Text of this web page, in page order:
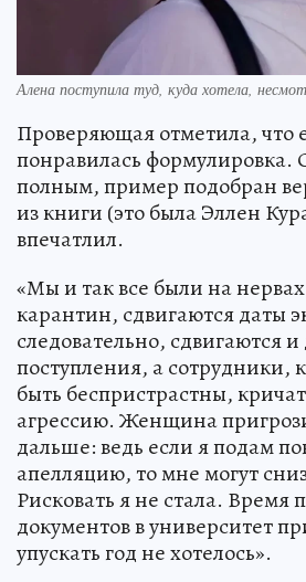
Алена поступила туд, куда хотела,
Проверяющая отметила, что
понравилась формулировка.
полным, пример подобран
из книги (это была Эллен
впечатлил.
«Мы и так все были на
карантин, сдвигаются даты
следовательно, сдвигаются
поступления, а сотрудники,
быть беспристрастны,
агрессию. Женщина
дальше: ведь если я подам
апелляцию, то мне могут
Рисковать я не стала. Время
документов в университет
упускать год не хотелось».